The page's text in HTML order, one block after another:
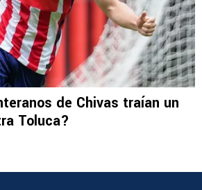
de Chivas traían un
Toluca?